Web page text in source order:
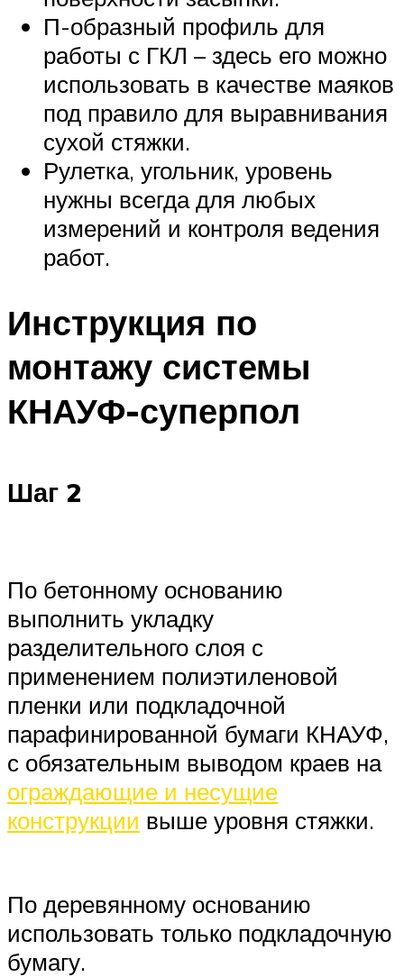
П-образный профиль для
работы с ГКЛ – здесь его можно
использовать в качестве маяков
под правило для выравнивания
сухой стяжки.
Рулетка, угольник, уровень
нужны всегда для любых
измерений и контроля ведения
работ.
Инструкция по
монтажу системы
КНАУФ-суперпол
Шаг 2
По бетонному основанию
выполнить укладку
разделительного слоя с
применением полиэтиленовой
пленки или подкладочной
парафинированной бумаги КНАУФ,
с обязательным выводом краев на
ограждающие и несущие
конструкции выше уровня стяжки.
По деревянному основанию
использовать только подкладочную
бумагу.